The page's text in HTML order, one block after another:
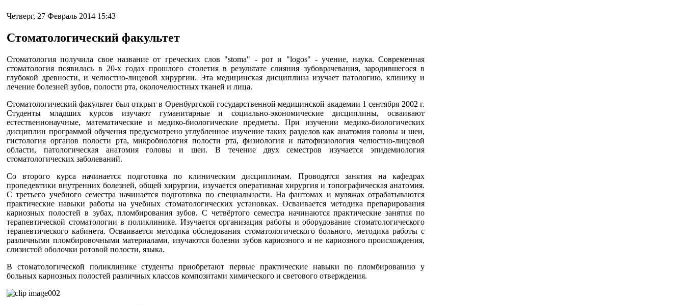
Четверг, 27 Февраль 2014 15:43
Стоматологический факультет
Стоматология получила свое название от греческих слов "stoma" - рот и "logos" - учение, наука. Современная
стоматология появилась в 20-х годах прошлого столетия в результате слияния зубоврачевания, зародившегося в
глубокой древности, и челюстно-лицевой хирургии. Эта медицинская дисциплина изучает патологию, клинику и
лечение болезней зубов, полости рта, околочелюстных тканей и лица.
Стоматологический факультет был открыт в Оренбургской государственной медицинской академии 1 сентября 2002 г.
Студенты младших курсов изучают гуманитарные и социально-экономические дисциплины, осваивают
естественнонаучные, математические и медико-биологические предметы. При изучении медико-биологических
дисциплин программой обучения предусмотрено углубленное изучение таких разделов как анатомия головы и шеи,
гистология органов полости рта, микробиология полости рта, физиология и патофизиология челюстно-лицевой
области, патологическая анатомия головы и шеи. В течение двух семестров изучается эпидемиология
стоматологических заболеваний.
Со второго курса начинается подготовка по клиническим дисциплинам. Проводятся занятия на кафедрах
пропедевтики внутренних болезней, общей хирургии, изучается оперативная хирургия и топографическая анатомия.
С третьего учебного семестра начинается подготовка по специальности. На фантомах и муляжах отрабатываются
практические навыки работы на учебных стоматологических установках. Осваивается методика препарирования
кариозных полостей в зубах, пломбирования зубов. С четвёртого семестра начинаются практические занятия по
терапевтической стоматологии в поликлинике. Изучается организация работы и оборудование стоматологического
терапевтического кабинета. Осваивается методика обследования стоматологического больного, методика работы с
различными пломбировочными материалами, изучаются болезни зубов кариозного и не кариозного происхождения,
слизистой оболочки ротовой полости, языка.
В стоматологической поликлинике студенты приобретают первые практические навыки по пломбированию у
больных кариозных полостей различных классов композитами химического и светового отверждения.